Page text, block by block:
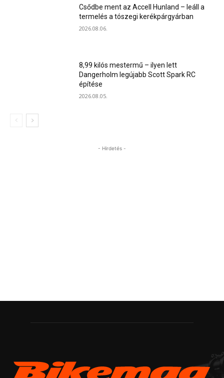
Csődbe ment az Accell Hunland – leáll a
termelés a tószegi kerékpárgyárban
2026.08.06.
8,99 kilós mestermű – ilyen lett
Dangerholm legújabb Scott Spark RC
építése
2026.08.05.
- Hirdetés -